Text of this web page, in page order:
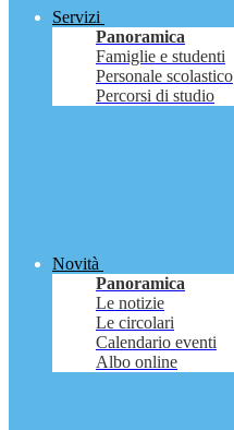
Servizi
Panoramica
Famiglie e studenti
Personale scolastico
Percorsi di studio
Novità
Panoramica
Le notizie
Le circolari
Calendario eventi
Albo online